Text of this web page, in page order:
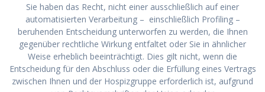
Sie haben das Recht, nicht einer ausschließlich auf einer
automatisierten Verarbeitung – einschließlich Profiling –
beruhenden Entscheidung unterworfen zu werden, die Ihnen
gegenüber rechtliche Wirkung entfaltet oder Sie in ähnlicher
Weise erheblich beeinträchtigt. Dies gilt nicht, wenn die
Entscheidung für den Abschluss oder die Erfüllung eines Vertrags
zwischen Ihnen und der Hospizgruppe erforderlich ist, aufgrund